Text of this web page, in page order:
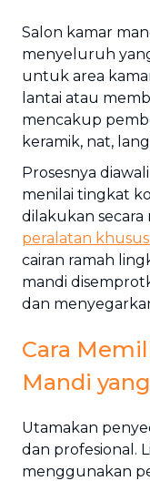
Salon kamar
menyeluruh
untuk area
lantai atau
mencakup
keramik, nat,
Prosesnya
menilai tingkat
dilakukan
peralatan
cairan ramah
mandi
dan
Cara
Mandi
Utamakan
dan profesional.
menggunakan